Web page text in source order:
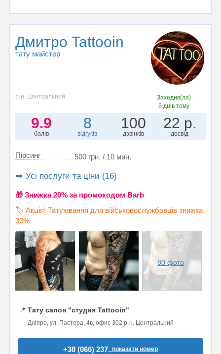
Дмитро Tattooin
тату майстер
р-н. Центральний
Заходив(ла)
5 днів тому
9.9
балів
8
відгуків
100
дзвінків
22 р.
досвід
Пірсинг 500 грн. / 10 мин.
➡️ Усі послуги та ціни (16)
🎁 Знижка 20% за промокодом Barb
🏷️ Акція! Татуювання для військовослужбовців знижка
30%
80 фото
📍 Тату салон "студия Tattooin"
Дніпро, ул. Пастера, 4в, офис 302 р-н. Центральний
+38 (066) 237..показати номер